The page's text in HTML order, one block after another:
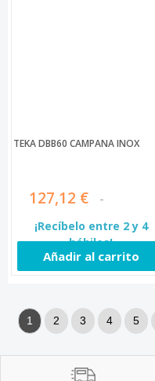
TEKA DBB60 CAMPANA INOX
127,12 €
¡Recíbelo entre 2 y 4
hábiles!
Añadir al carrito
1 2 3 4 5